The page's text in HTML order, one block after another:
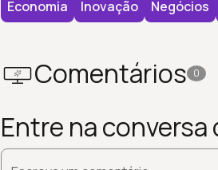
Economia Inovação Negócios
Comentários 0
Entre na